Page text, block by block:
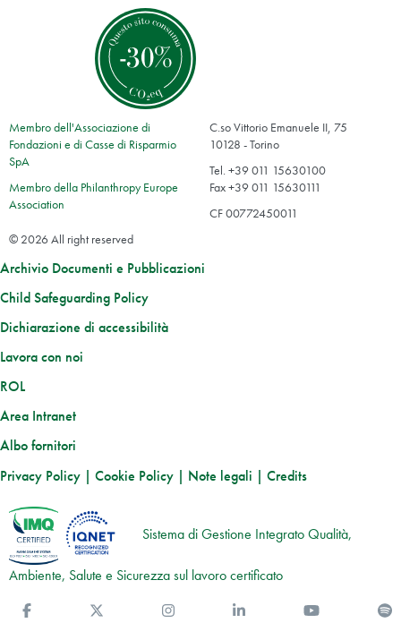
Membro dell'Associazione di
Fondazioni e di Casse di Risparmio
SpA
Membro della Philanthropy Europe
Association
C.so Vittorio Emanuele II, 75
10128 - Torino
Tel. +39 011 15630100
Fax +39 011 15630111
CF 00772450011
© 2026 All right reserved
Archivio Documenti e Pubblicazioni
Child Safeguarding Policy
Dichiarazione di accessibilità
Lavora con noi
ROL
Area Intranet
Albo fornitori
Privacy Policy | Cookie Policy | Note legali | Credits
Sistema di Gestione Integrato Qualità,
Ambiente, Salute e Sicurezza sul lavoro certificato
You Tube